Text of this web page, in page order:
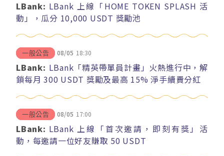
LBank: LBank 上線「HOME TOKEN SPLASH 活
動」，瓜分 10,000 USDT 獎勵池
一般公告 08/05 18:30
LBank: LBank「精英帶單員計畫」火熱進行中，解
鎖每月 300 USDT 獎勵及最高 15% 淨手續費分紅
一般公告 08/05 17:00
LBank: LBank 上線「首次邀請，即刻有獎」活
動，每邀請一位好友賺取 50 USDT